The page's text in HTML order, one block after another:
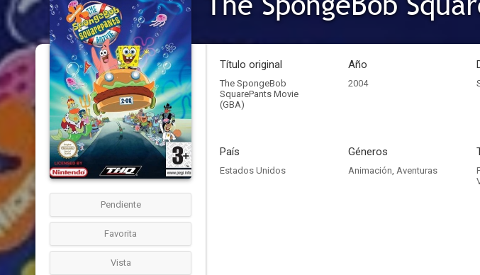
Pendiente
Favorita
Vista
Título original
The SpongeBob
SquarePants Movie
(GBA)
Año
2004
País
Estados Unidos
Géneros
Animación, Aventuras